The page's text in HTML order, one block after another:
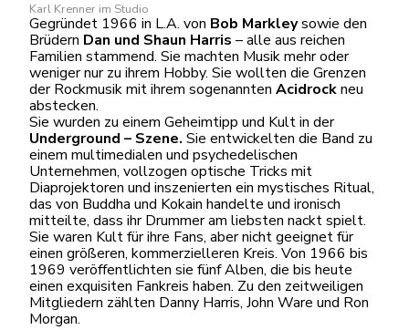
Karl Krenner im Studio
Gegründet 1966 in L.A. von Bob Markleysowie den
Brüdern Dan und Shaun Harris – alle aus reichen
Familien stammend. Sie machten Musik mehr oder
weniger nur zu ihrem Hobby. Sie wollten die Grenzen
der Rockmusik mit ihrem sogenannten Acidrockneu
abstecken.
Sie wurden zu einem Geheimtipp und Kult in der
Underground – Szene. Sie entwickelten die Band zu
einem multimedialen und psychedelischen
Unternehmen, vollzogen optische Tricks mit
Diaprojektoren und inszenierten ein mystisches Ritual,
das von Buddha und Kokain handelte und ironisch
mitteilte, dass ihr Drummer am liebsten nackt spielt.
Sie waren Kult für ihre Fans, aber nicht geeignet für
einen größeren, kommerzielleren Kreis. Von 1966 bis
1969 veröffentlichten sie fünf Alben, die bis heute
einen exquisiten Fankreis haben. Zu den zeitweiligen
Mitgliedern zählten Danny Harris, John Ware und Ron
Morgan.